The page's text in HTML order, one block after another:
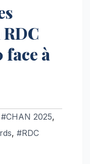
face à
#CHAN 2025,
, #RDC